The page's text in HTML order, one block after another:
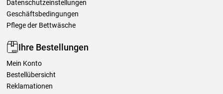
Datenschutzeinstellungen
Geschäftsbedingungen
Pflege der Bettwäsche
Ihre Bestellungen
Mein Konto
Bestellübersicht
Reklamationen